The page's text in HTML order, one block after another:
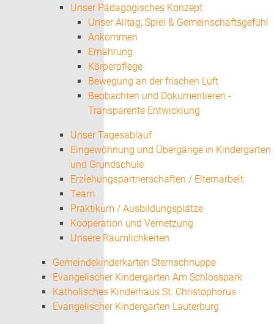
Unser Pädagogisches Konzept
Unser Alltag, Spiel & Gemeinschaftsgefühl
Ankommen
Ernährung
Körperpflege
Bewegung an der frischen Luft
Beobachten und Dokumentieren -
Transparente Entwicklung
Unser Tagesablauf
Eingewöhnung und Übergänge in Kindergarten
und Grundschule
Erziehungspartnerschaften / Elternarbeit
Team
Praktikum / Ausbildungsplätze
Kooperation und Vernetzung
Unsere Räumlichkeiten
Gemeindekinderkarten Sternschnuppe
Evangelischer Kindergarten Am Schlosspark
Katholisches Kinderhaus St. Christophorus
Evangelischer Kindergarten Lauterburg